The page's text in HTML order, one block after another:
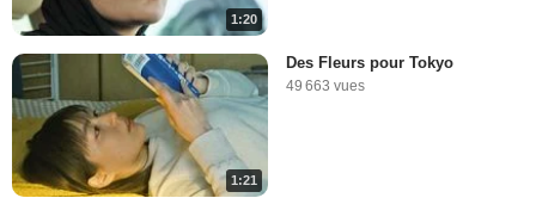
1:20
1:21
Des Fleurs pour Tokyo
49 663 vues